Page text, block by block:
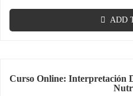
of
5ADD
Curso Online: Interpretación